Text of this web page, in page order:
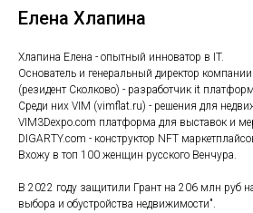
Елена Хлапина
Хлапина Елена - опытный инноватор в IT.
Основатель и генеральный директор
(резидент Сколково) - разработчик it
Среди них VIM (vimflat.ru) - решения для
VIM3Dexpo.com платформа для выставок и
DIGARTY.com - конструктор NFT
Вхожу в топ 100 женщин русского Венчура.
В 2022 году защитили Грант на 206 млн руб
выбора и обустройства недвижимости".